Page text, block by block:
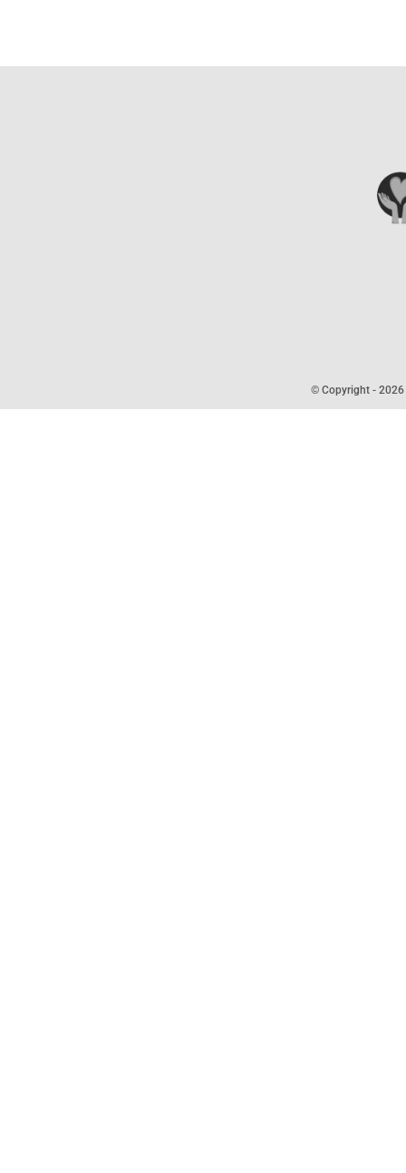
© Copyright -